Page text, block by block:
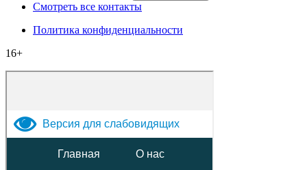
Смотреть все контакты
Политика конфиденциальности
16+